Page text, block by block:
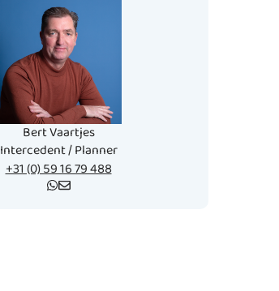
Bert Vaartjes
Intercedent / Planner
+31 (0) 59 16 79 488